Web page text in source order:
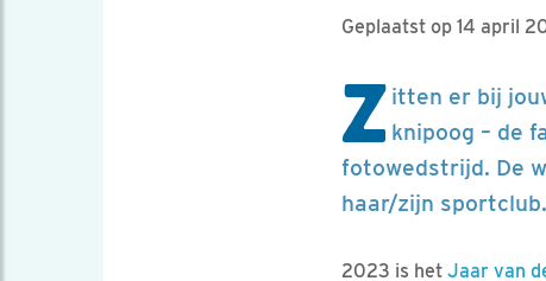
Geplaatst op 14 april
Z itten er bij
knipoog – de
fotowedstrijd. De
haar/zijn sportclub.
2023 is het Jaar van